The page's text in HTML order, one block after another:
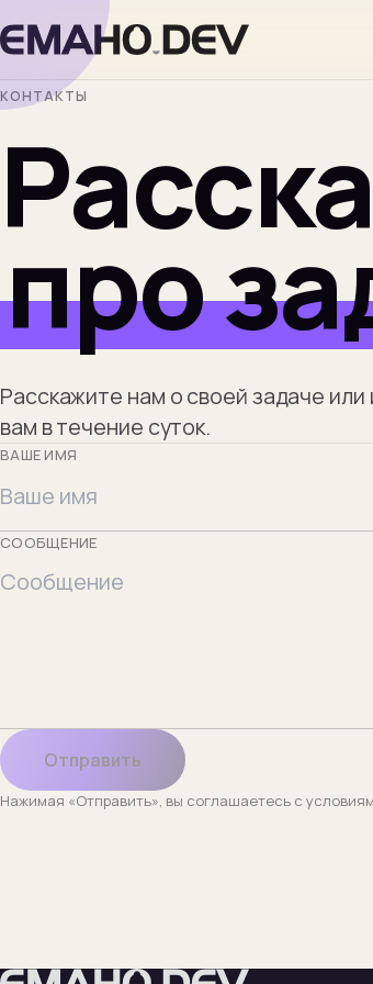
КОНТАКТЫ
про
Расскажите нам о своей задаче
вам в течение суток.
ВАШЕ ИМЯ
СООБЩЕНИЕ
Отправить
Нажимая «Отправить», вы соглашаетесь с